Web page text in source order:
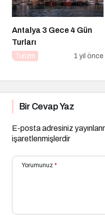
Antalya 3 Gece 4 Gün
Turları
Turizm 1 yıl önce
Bir Cevap Yaz
E-posta adresiniz
işaretlenmişlerdir
Yorumunuz *